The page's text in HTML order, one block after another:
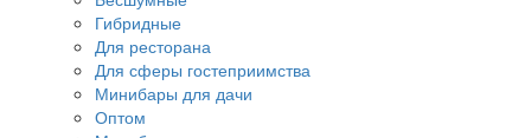
Гибридные
Для ресторана
Для сферы гостеприимства
Минибары для дачи
Оптом